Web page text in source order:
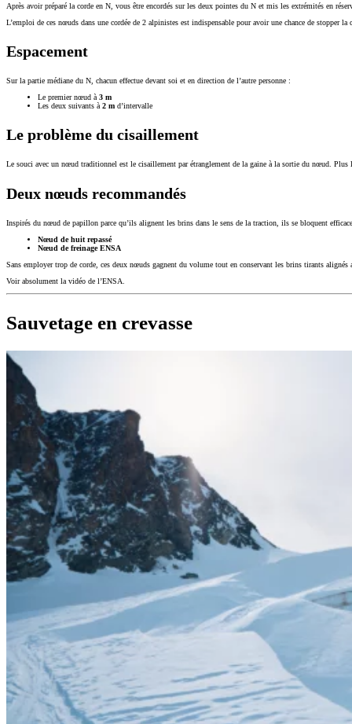
Après avoir préparé la corde en N, vous être encordés sur les deux pointes du N et mis les extrémités en
L’emploi de ces nœuds dans une cordée de 2 alpinistes est indispensable pour avoir une chance de stopper la
Espacement
Sur la partie médiane du N, chacun effectue devant soi et en direction de l’autre personne :
Le premier nœud à 3 m
Les deux suivants à 2 m d’intervalle
Le problème du cisaillement
Le souci avec un nœud traditionnel est le cisaillement par étranglement de la gaine à la sortie du nœud.
Deux nœuds recommandés
Inspirés du nœud de papillon parce qu’ils alignent les brins dans le sens de la traction, ils se bloquent
Nœud de huit repassé
Nœud de freinage ENSA
Sans employer trop de corde, ces deux nœuds gagnent du volume tout en conservant les brins tirants
Voir absolument la vidéo de l’ENSA.
Sauvetage en crevasse